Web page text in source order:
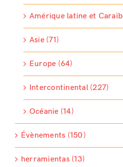
Amérique latine et
Asie (71)
Europe (64)
Intercontinental (227)
Océanie (14)
Évènements (150)
herramientas (13)